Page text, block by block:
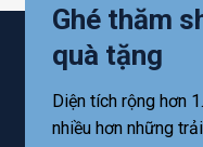
Ghé thăm
quà tặng
Diện tích rộng hơn
nhiều hơn những